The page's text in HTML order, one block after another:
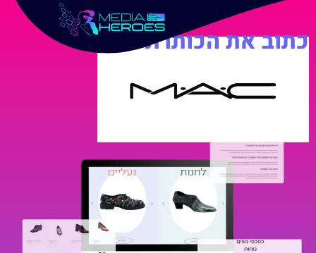
כתוב את הכותרת כאן